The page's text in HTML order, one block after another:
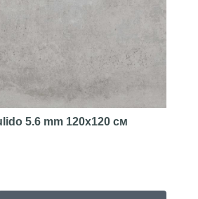
5.6 mm 120x120 см